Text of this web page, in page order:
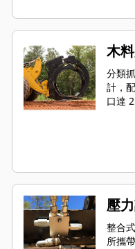
木
分類
計，
口達
壓
整合
所攜